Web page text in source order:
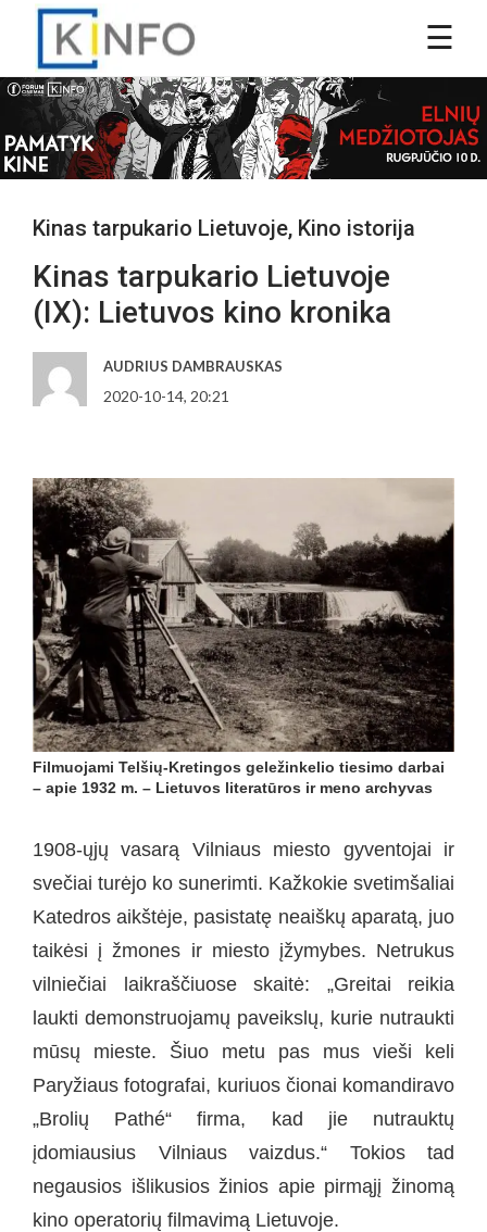
Kinas tarpukario Lietuvoje, Kino istorija
Kinas tarpukario Lietuvoje
(IX): Lietuvos kino kronika
AUDRIUS DAMBRAUSKAS
2020-10-14, 20:21
Filmuojami Telšių-Kretingos geležinkelio tiesimo darbai
– apie 1932 m. – Lietuvos literatūros ir meno archyvas
1908-ųjų vasarą Vilniaus miesto gyventojai ir
svečiai turėjo ko sunerimti. Kažkokie svetimšaliai
Katedros aikštėje, pasistatę neaiškų aparatą, juo
taikėsi į žmones ir miesto įžymybes. Netrukus
vilniečiai laikraščiuose skaitė: „Greitai reikia
laukti demonstruojamų paveikslų, kurie nutraukti
mūsų mieste. Šiuo metu pas mus vieši keli
Paryžiaus fotografai, kuriuos čionai komandiravo
„Brolių Pathé“ firma, kad jie nutrauktų
įdomiausius Vilniaus vaizdus.“ Tokios tad
negausios išlikusios žinios apie pirmąjį žinomą
kino operatorių filmavimą Lietuvoje.